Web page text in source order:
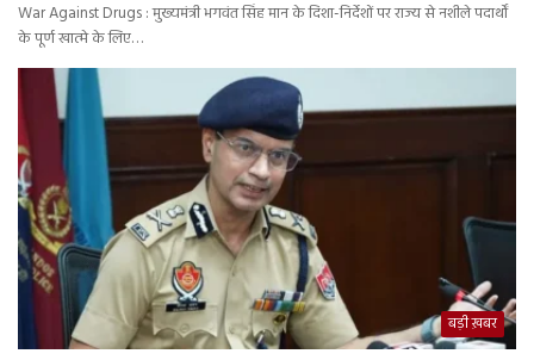
War Against Drugs : मुख्यमंत्री भगवंत सिंह मान के दिशा-निर्देशों पर राज्य से नशीले पदार्थों
के पूर्ण खात्मे के लिए…
बड़ी ख़बर